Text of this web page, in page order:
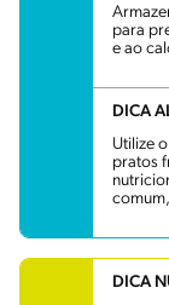
para
e ao
DICA
Utilize
pratos
DICA